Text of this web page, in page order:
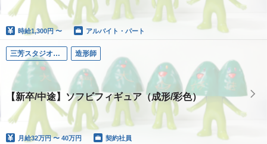
時給1,300円 〜 アルバイト・パート
三芳スタジオ（埼玉） 造形師
【新卒/中途】ソフビフィギュア（成形/彩色）
月給32万円 〜 40万円 契約社員